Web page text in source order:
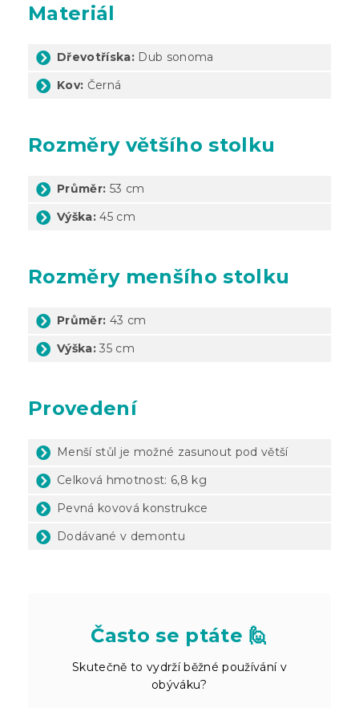
Materiál
Dřevotříska: Dub sonoma
Kov: Černá
Rozměry většího stolku
Průměr: 53 cm
Výška: 45 cm
Rozměry menšího stolku
Průměr: 43 cm
Výška: 35 cm
Provedení
Menší stůl je možné zasunout pod větší
Celková hmotnost: 6,8 kg
Pevná kovová konstrukce
Dodávané v demontu
Často se ptáte 🙋
Skutečně to vydrží běžné používání v
obýváku?